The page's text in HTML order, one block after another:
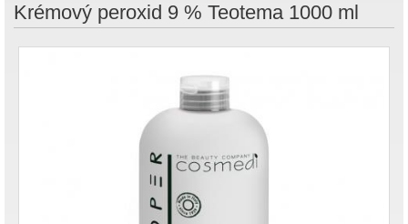
Krémový peroxid 9 % Teotema 1000 ml